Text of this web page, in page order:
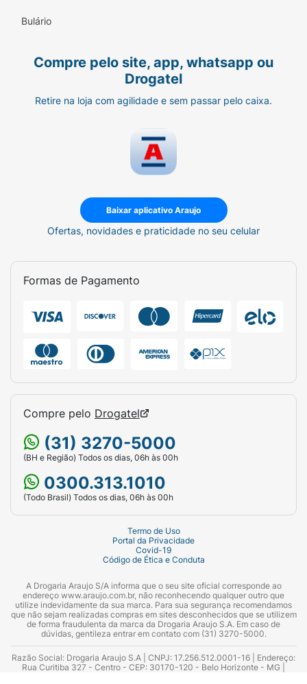
Bulário
Compre pelo site, app, whatsapp ou
Drogatel
Retire na loja com agilidade e sem passar pelo caixa.
Baixar aplicativo Araujo
Ofertas, novidades e praticidade no seu celular
Formas de Pagamento
Compre pelo Drogatel
(31) 3270-5000
(BH e Região) Todos os dias, 06h às 00h
0300.313.1010
(Todo Brasil) Todos os dias, 06h às 00h
Termo de Uso
Portal da Privacidade
Covid-19
Código de Ética e Conduta
A Drogaria Araujo S/A informa que o seu site oficial corresponde ao
endereço www.araujo.com.br, não reconhecendo qualquer outro que
utilize indevidamente da sua marca. Para sua segurança recomendamos
que não sejam realizadas compras em sites desconhecidos que se utilizem
de forma fraudulenta da marca da Drogaria Araujo S.A. Em caso de
dúvidas, gentileza entrar em contato com (31) 3270-5000.
Razão Social: Drogaria Araujo S.A | CNPJ: 17.256.512.0001-16 | Endereço:
Rua Curitiba 327 - Centro - CEP: 30170-120 - Belo Horizonte - MG |